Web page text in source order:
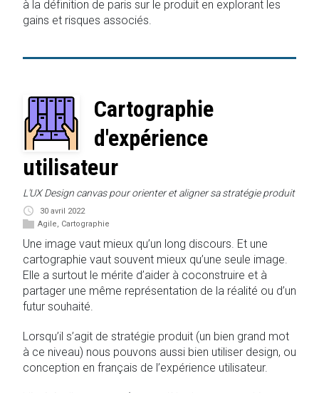
à la définition de paris sur le produit en explorant les
gains et risques associés.
Cartographie
d'expérience
utilisateur
L'UX Design canvas pour orienter et aligner sa stratégie produit
30 avril 2022
Agile
Cartographie
Une image vaut mieux qu’un long discours. Et une
cartographie vaut souvent mieux qu’une seule image.
Elle a surtout le mérite d’aider à coconstruire et à
partager une même représentation de la réalité ou d’un
futur souhaité.
Lorsqu’il s’agit de stratégie produit (un bien grand mot
à ce niveau) nous pouvons aussi bien utiliser design, ou
conception en français de l’expérience utilisateur.